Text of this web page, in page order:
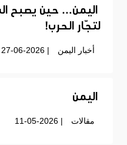
اليمن… حين يصبح
لتجّار الحرب!
أخبار اليمن | 27-06-2026
اليمن
مقالات | 11-05-2026